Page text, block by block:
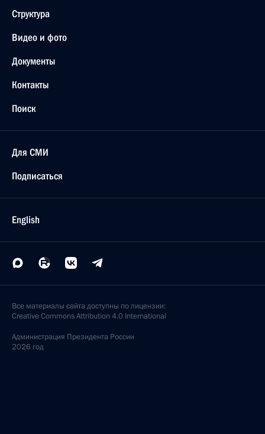
Структура
Видео и фото
Документы
Контакты
Поиск
Для СМИ
Подписаться
English
Все материалы сайта доступны по лицензии:
Creative Commons Attribution 4.0 International
Администрация Президента России
2026 год